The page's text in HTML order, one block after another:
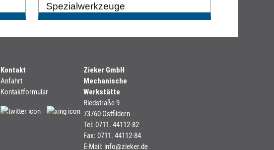
Spezialwerkzeuge
Kontakt
Anfahrt
Kontaktformular
Zieker GmbH
Mechanische
Werkstätte
Riedstraße 9
73760 Ostfildern
Tel: 0711. 44112-82
Fax: 0711. 44112-84
E-Mail: info@zieker.de